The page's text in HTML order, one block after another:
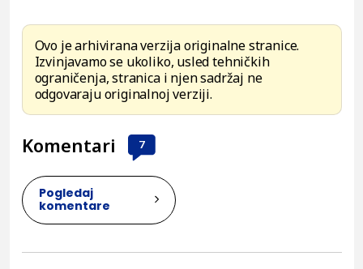
Ovo je arhivirana verzija originalne stranice.
Izvinjavamo se ukoliko, usled tehničkih
ograničenja, stranica i njen sadržaj ne
odgovaraju originalnoj verziji.
Komentari 7
Pogledaj
komentare